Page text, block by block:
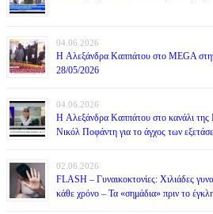
04.06.2026
H Αλεξάνδρα Καππάτου στο MEGA
28/05/2026
04.06.2026
H Αλεξάνδρα Καππάτου στο κανάλι της
Νικόλ Ποφάντη για το άγχος των
02.06.2026
FLASH – Γυναικοκτονίες: Χιλιάδες
κάθε χρόνο – Τα «σημάδια» πριν το